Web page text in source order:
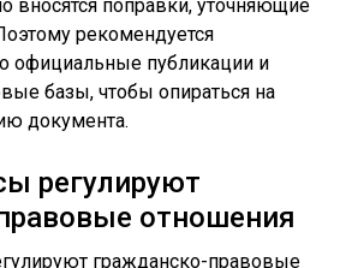
вносятся поправки, уточняющие
рекомендуется
официальные публикации и
базы, чтобы опираться на
документа.
регулируют
отношения